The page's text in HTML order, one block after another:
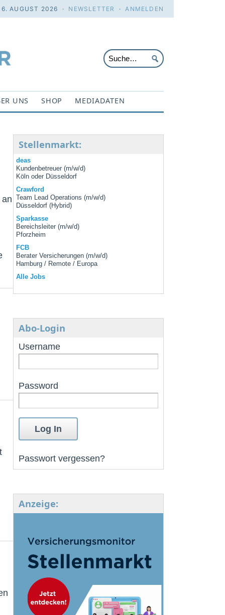
6. AUGUST 2026 · NEWSLETTER ·ANMELDEN
UNS SHOP MEDIADATEN
Stellenmarkt:
deas
Kundenbetreuer (m/w/d)
Köln oder Düsseldorf
Crawford
Team Lead Operations (m/w/d)
Düsseldorf (Hybrid)
Sparkasse
Bereichsleiter (m/w/d)
Pforzheim
FCB
Berater Versicherungen (m/w/d)
Hamburg / Remote / Europa
Alle Jobs
Abo-Login
Username
Password
Passwort vergessen?
Anzeige: